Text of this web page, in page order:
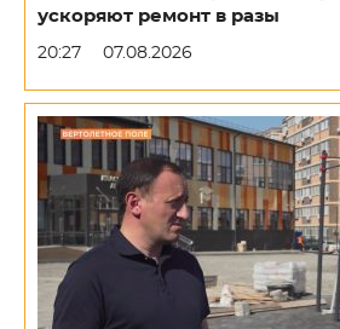
ускоряют ремонт в разы
20:27 07.08.2026